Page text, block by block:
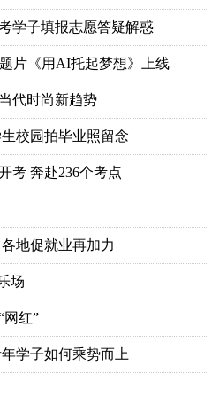
学子填报志愿答疑解惑
片《用AI托起梦想》上线
代时尚新趋势
校园拍毕业照留念
考 奔赴236个考点
地促就业再加力
场
网红”
学子如何乘势而上